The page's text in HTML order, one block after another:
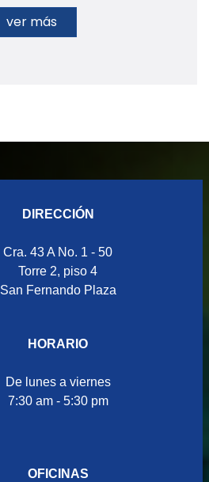
ver más
DIRECCIÓN
Cra. 43 A No. 1 - 50
Torre 2, piso 4
San Fernando Plaza
HORARIO
De lunes a viernes
7:30 am - 5:30 pm
OFICINAS